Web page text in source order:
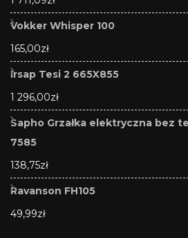
Vokker Whisper 100
165,00zł
Irsap Tesi 2 665X855
1 296,00zł
Sapho Grzałka elektryczna bez
7585
138,75zł
Ravanson FH105
49,99zł